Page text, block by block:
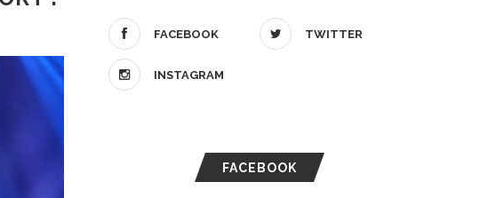
FACEBOOK TWITTER
INSTAGRAM
FACEBOOK